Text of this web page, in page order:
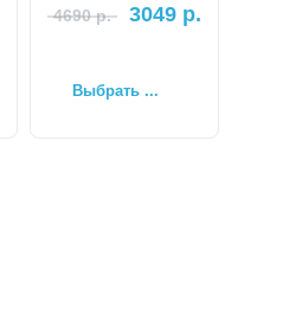
4690р. 3049 р.
Выбрать ...